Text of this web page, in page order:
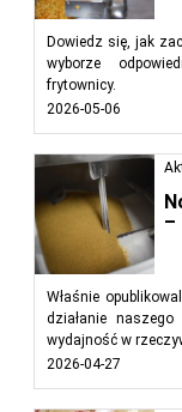
Dowiedz się, jak
wyborze
frytownicy.
2026-05-06
–
Właśnie
działanie
wydajność w
2026-04-27